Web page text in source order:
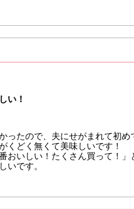
い！
ったので、夫にせがまれて初め
くどく無くて美味しいです！
おいしい！たくさん買って！
いです。